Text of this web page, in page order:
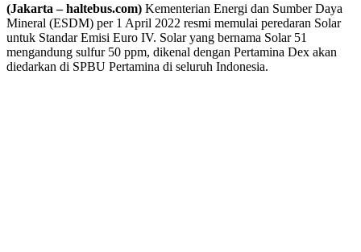
(Jakarta – haltebus.com) Kementerian Energi dan Sumber Daya
Mineral (ESDM) per 1 April 2022 resmi memulai peredaran Solar
untuk Standar Emisi Euro IV. Solar yang bernama Solar 51
mengandung sulfur 50 ppm, dikenal dengan Pertamina Dex akan
diedarkan di SPBU Pertamina di seluruh Indonesia.